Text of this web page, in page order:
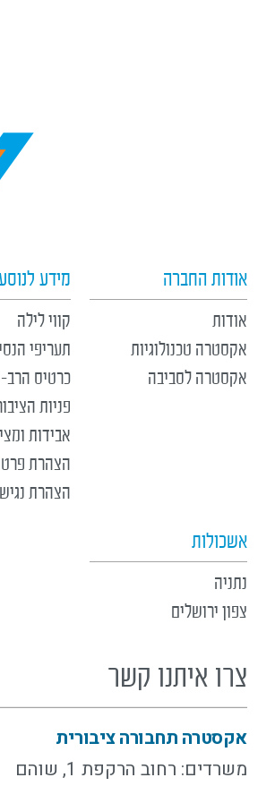
צרו איתנו קשר
אקסטרה תחבורה ציבורית
משרדים: רחוב הרקפת 1, שוהם
אודות החברה
אודות
אקסטרה טכנולוגיות
אקסטרה לסביבה
מידע
קווי לילה
תעריפי
כרטיס
פניות
אבידות
הצהרת
הצהרת
אשכולות
נתניה
צפון ירושלים